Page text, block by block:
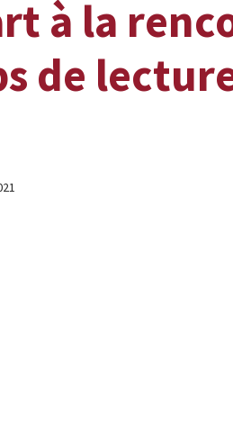
à la
de